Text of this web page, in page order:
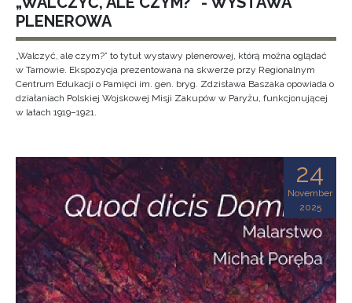
PLENEROWA
„Walczyć, ale czym?” to tytuł wystawy plenerowej, którą można oglądać
w Tarnowie. Ekspozycja prezentowana na skwerze przy Regionalnym
Centrum Edukacji o Pamięci im. gen. bryg. Zdzisława Baszaka opowiada o
działaniach Polskiej Wojskowej Misji Zakupów w Paryżu, funkcjonującej
w latach 1919–1921.
24
November
2025